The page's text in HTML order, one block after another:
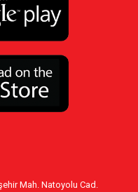
Mah. Natoyolu Cad.